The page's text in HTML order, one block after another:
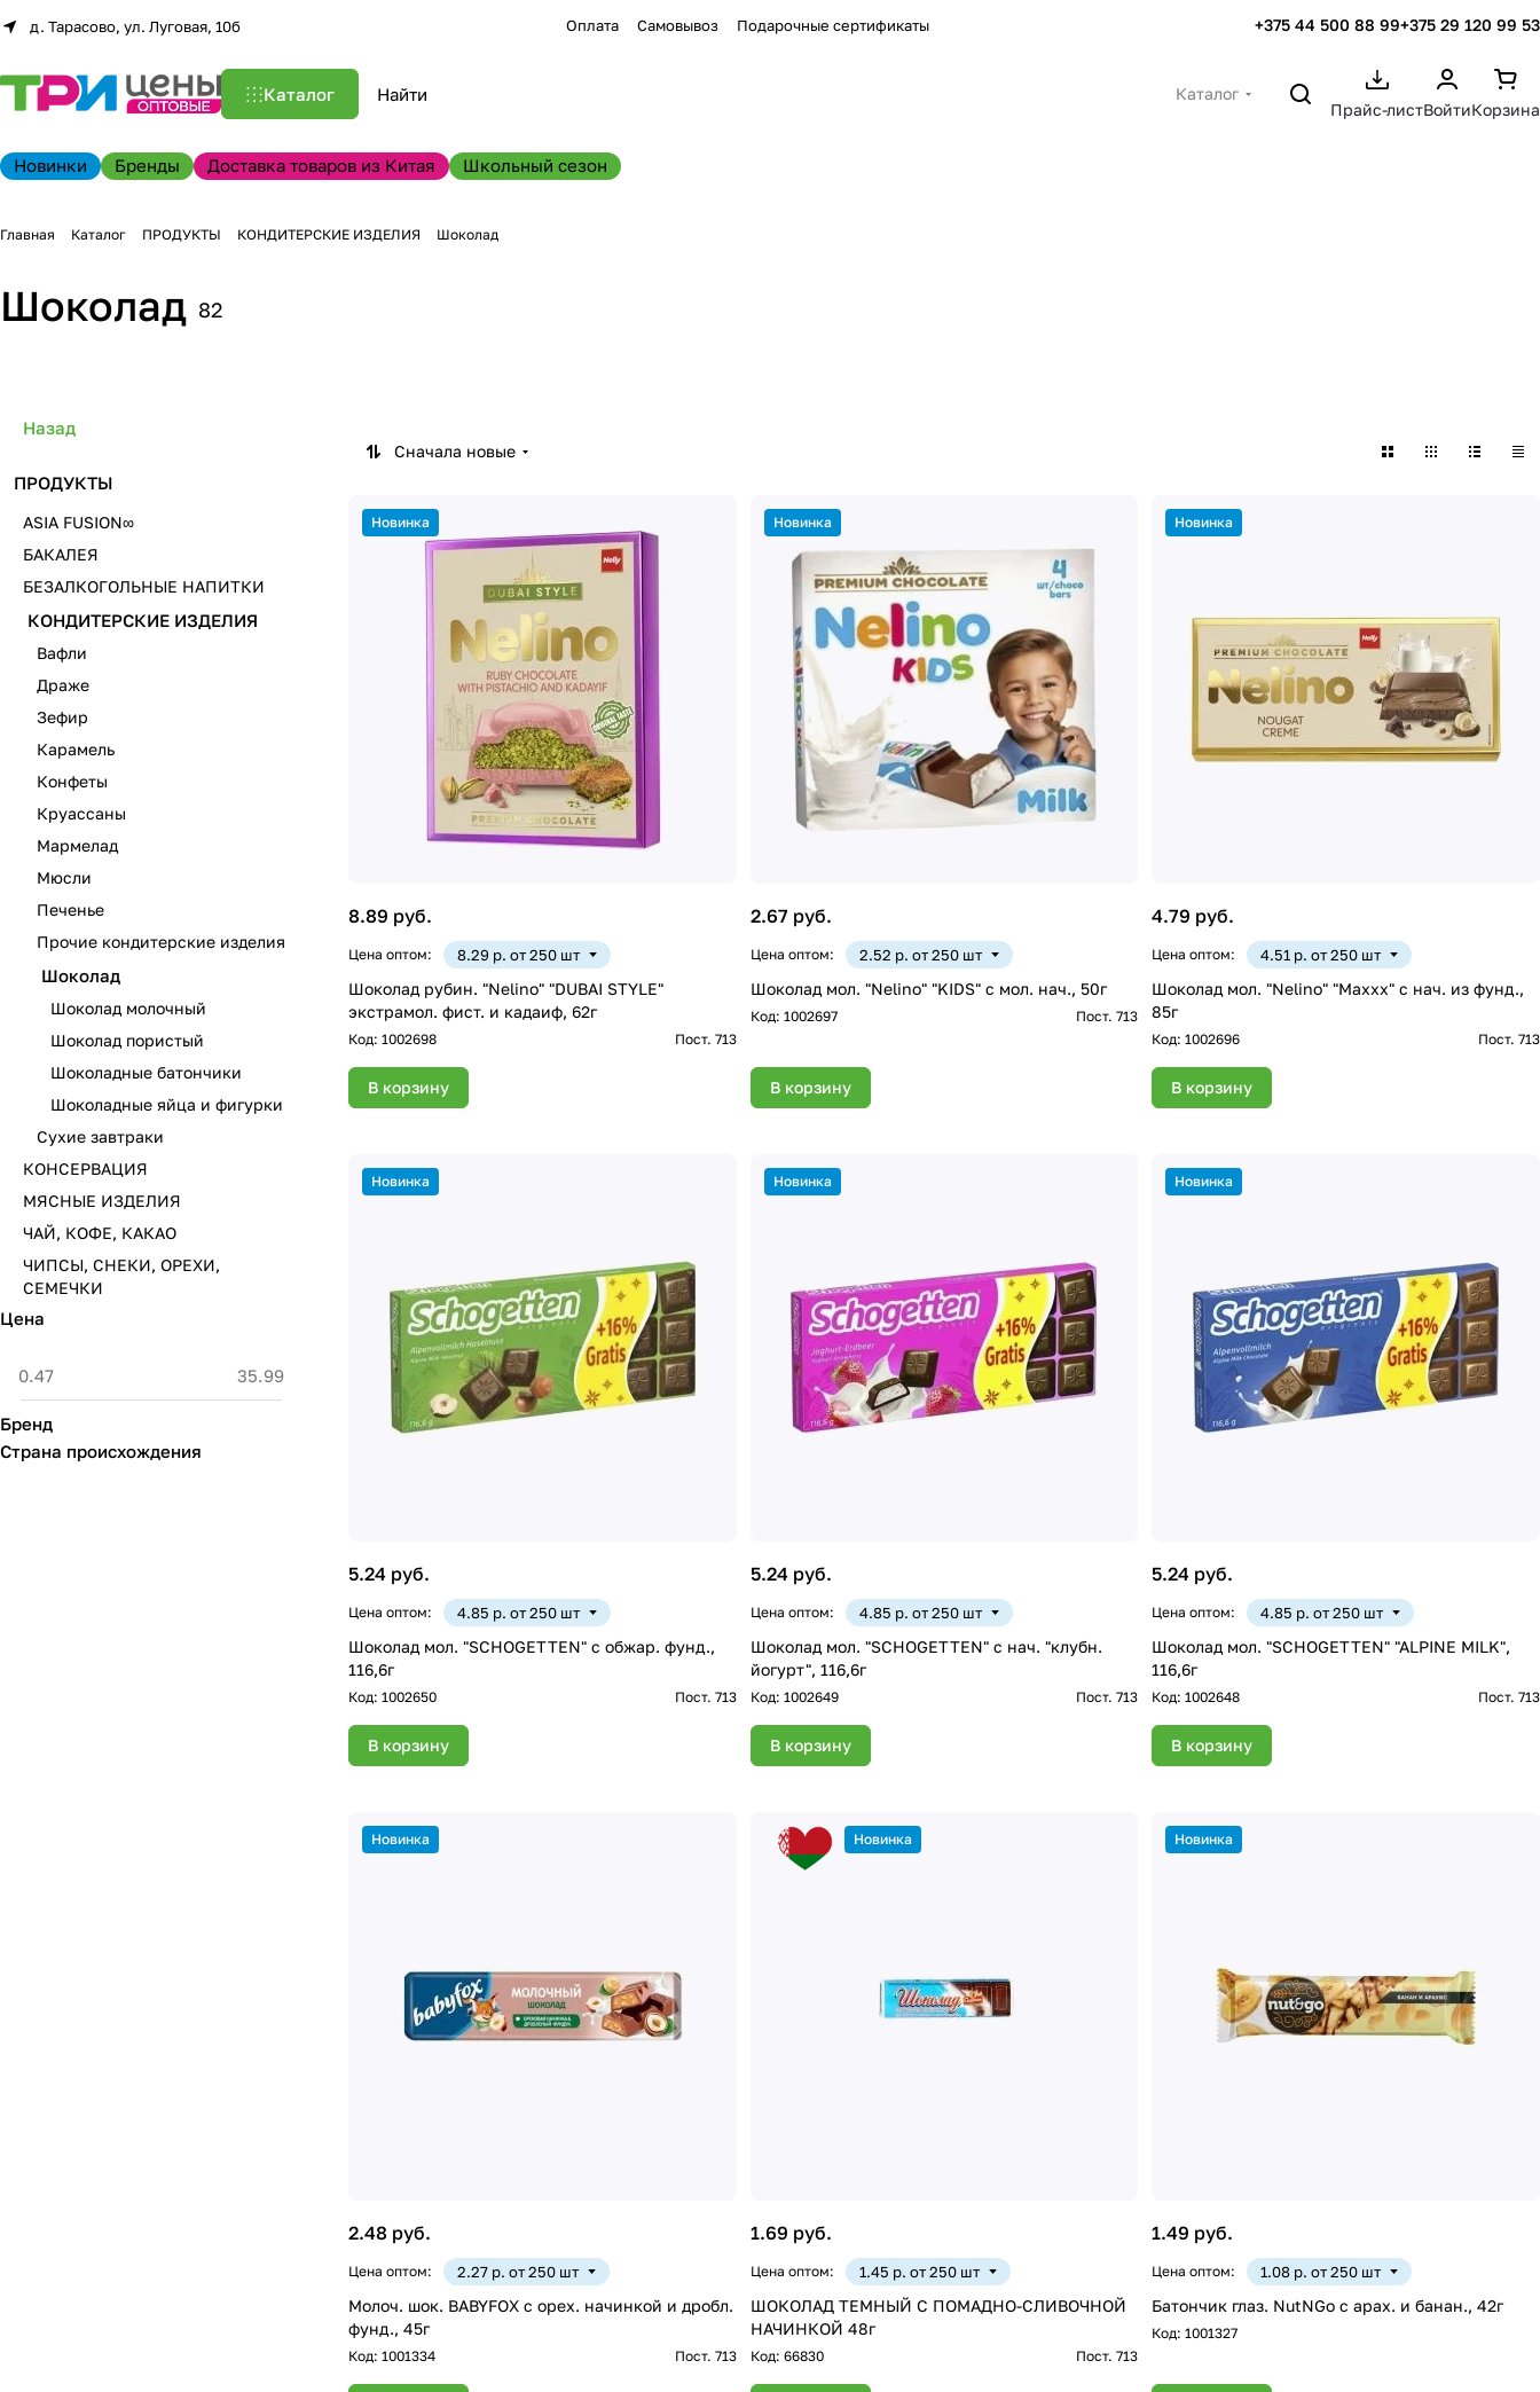
д. Тарасово, ул. Луговая, 10б Оплата Самовывоз Подарочные сертификаты +375 44 500 88 99+375 29 120 99 53
Каталог
Каталог
Прайс-листВойтиКорзина
Новинки Бренды Доставка товаров из Китая Школьный сезон
Главная Каталог ПРОДУКТЫ КОНДИТЕРСКИЕ ИЗДЕЛИЯ Шоколад
Шоколад 82
Сначала новые
Новинка
8.89 руб.
Цена оптом: 8.29 р. от 250 шт
Шоколад рубин. "Nelino" "DUBAI STYLE"
экстрамол. фист. и кадаиф, 62г
Код: 1002698 Пост. 713
В корзину
Новинка
2.67 руб.
Цена оптом: 2.52 р. от 250 шт
Шоколад мол. "Nelino" "KIDS" с мол. нач., 50г
Код: 1002697 Пост. 713
В корзину
Новинка
4.79 руб.
Цена оптом: 4.51 р. от 250 шт
Шоколад мол. "Nelino" "Maxxx" с нач. из фунд.,
85г
Код:1002696 Пост. 713
В корзину
Новинка
5.24 руб.
Цена оптом: 4.85 р. от 250 шт
Шоколад мол. "SCHOGETTEN" с обжар. фунд.,
116,6г
Код: 1002650 Пост. 713
В корзину
Новинка
5.24 руб.
Цена оптом: 4.85 р. от 250 шт
Шоколад мол. "SCHOGETTEN" с нач. "клубн.
йогурт", 116,6г
Код: 1002649 Пост. 713
В корзину
Новинка
5.24 руб.
Цена оптом: 4.85 р. от 250 шт
Шоколад мол. "SCHOGETTEN" "ALPINE MILK",
116,6г
Код:1002648 Пост. 713
В корзину
Новинка
2.48 руб.
Цена оптом: 2.27 р. от 250 шт
Молоч. шок. BABYFOX с орех. начинкой и дробл.
фунд., 45г
Код: 1001334 Пост. 713
Новинка
1.69 руб.
Цена оптом: 1.45 р. от 250 шт
ШОКОЛАД ТЕМНЫЙ С ПОМАДНО-СЛИВОЧНОЙ
НАЧИНКОЙ 48г
Код: 66830 Пост. 713
Новинка
1.49 руб.
Цена оптом: 1.08 р. от 250 шт
Батончик глаз. NutNGo с арах. и банан., 42г
Код:1001327
Назад
ПРОДУКТЫ
ASIA FUSION∞
БАКАЛЕЯ
БЕЗАЛКОГОЛЬНЫЕ НАПИТКИ
КОНДИТЕРСКИЕ ИЗДЕЛИЯ
Вафли
Драже
Зефир
Карамель
Конфеты
Круассаны
Мармелад
Мюсли
Печенье
Прочие кондитерские изделия
Шоколад
Шоколад молочный
Шоколад пористый
Шоколадные батончики
Шоколадные яйца и фигурки
Сухие завтраки
КОНСЕРВАЦИЯ
МЯСНЫЕ ИЗДЕЛИЯ
ЧАЙ, КОФЕ, КАКАО
ЧИПСЫ, СНЕКИ, ОРЕХИ,
СЕМЕЧКИ
Цена
Бренд
Страна происхождения